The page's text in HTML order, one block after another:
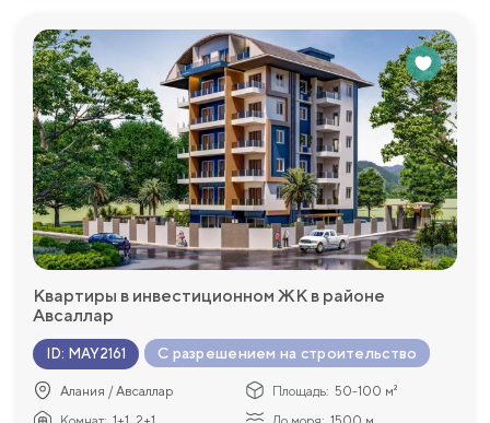
Квартиры в инвестиционном ЖК в районе
Авсаллар
ID: MAY2161 С разрешением на строительство
Алания / Авсаллар Площадь: 50-100 м²